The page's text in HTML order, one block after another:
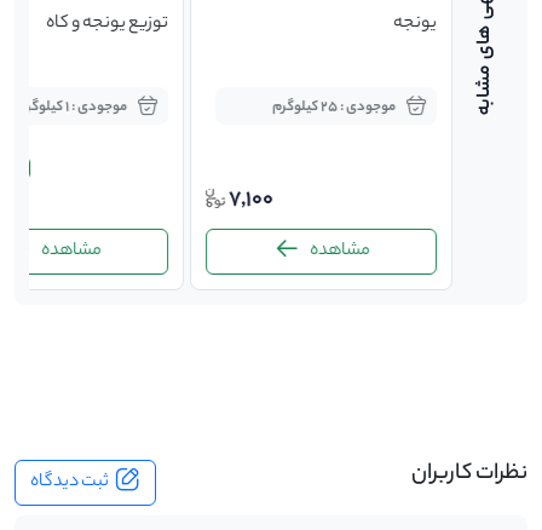
یونجه
موجودی : 25 کیلوگرم
7,100
مشاهده
توزیع یونجه و کاه
موجودی : 1 کیلوگرم
مشاهده
نظرات کاربران ثبت دیدگاه